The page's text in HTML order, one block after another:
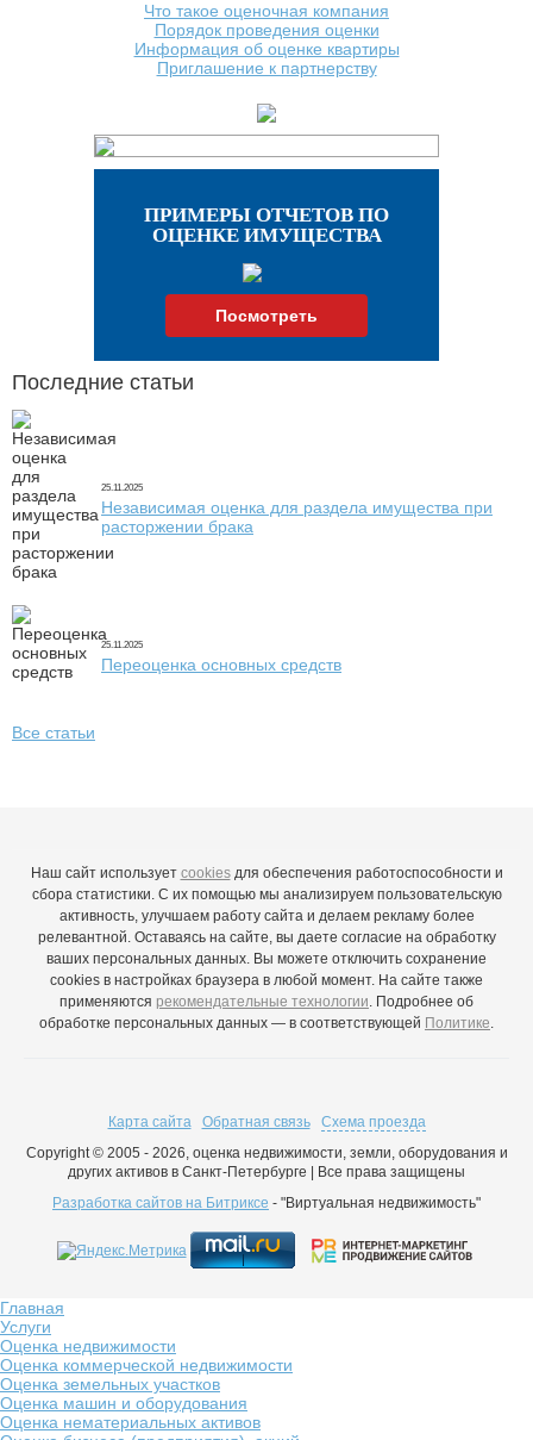
Что такое оценочная компания
Порядок проведения оценки
Информация об оценке квартиры
Приглашение к партнерству
ПРИМЕРЫ ОТЧЕТОВ ПО
ОЦЕНКЕ ИМУЩЕСТВА
Посмотреть
Последние статьи
25.11.2025
Независимая оценка для раздела имущества при
расторжении брака
25.11.2025
Переоценка основных средств
Все статьи
Наш сайт использует cookiesдля обеспечения работоспособности и
сбора статистики. С их помощью мы анализируем пользовательскую
активность, улучшаем работу сайта и делаем рекламу более
релевантной. Оставаясь на сайте, вы даете согласие на обработку
ваших персональных данных. Вы можете отключить сохранение
cookies в настройках браузера в любой момент. На сайте также
применяются рекомендательные технологии . Подробнее об
обработке персональных данных — в соответствующей Политике
Карта сайта Обратная связь
Схема проезда
Copyright © 2005 - 2026, оценка недвижимости, земли, оборудования и
других активов в Санкт-Петербурге | Все права защищены
Разработка сайтов на Битриксе - "Виртуальная недвижимость"
Главная
Услуги
Оценка недвижимости
Оценка коммерческой недвижимости
Оценка земельных участков
Оценка машин и оборудования
Оценка нематериальных активов